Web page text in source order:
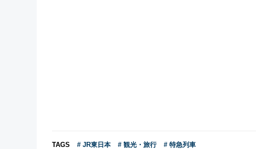
TAGS # JR東日本 # 観光・旅行 # 特急列車